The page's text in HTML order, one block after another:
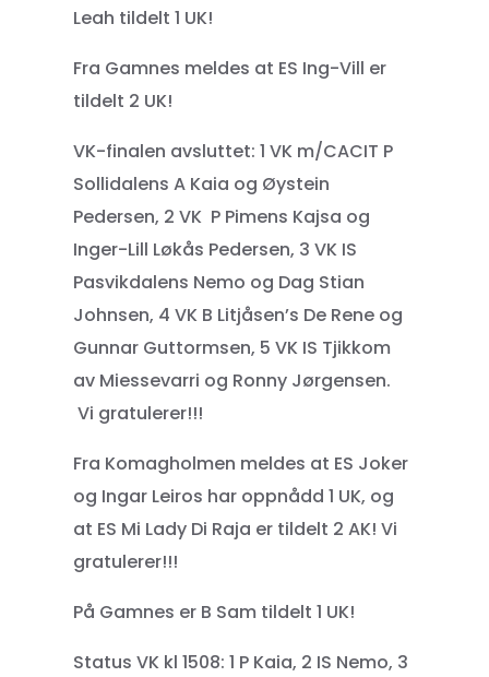
Leah tildelt 1 UK!
Fra Gamnes meldes at ES Ing-Vill er
tildelt 2 UK!
VK-finalen avsluttet: 1 VK m/CACIT P
Sollidalens A Kaia og Øystein
Pedersen, 2 VK P Pimens Kajsa og
Inger-Lill Løkås Pedersen, 3 VK IS
Pasvikdalens Nemo og Dag Stian
Johnsen, 4 VK B Litjåsen’s De Rene og
Gunnar Guttormsen, 5 VK IS Tjikkom
av Miessevarri og Ronny Jørgensen.
Vi gratulerer!!!
Fra Komagholmen meldes at ES Joker
og Ingar Leiros har oppnådd 1 UK, og
at ES Mi Lady Di Raja er tildelt 2 AK! Vi
gratulerer!!!
På Gamnes er B Sam tildelt 1 UK!
Status VK kl 1508: 1 P Kaia, 2 IS Nemo, 3